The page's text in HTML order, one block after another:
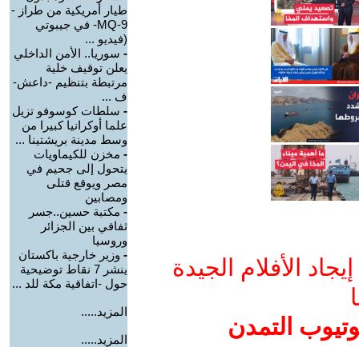
الأفلام الجيدة
التمدن
طيار أمريكية من طراز -
MQ-9- في جيبوتي
(فيديو ...
- سوريا.. الأمن الداخلي
يعلن توقيف خلية
مرتبطة بتنظيم -داعش-
ف ...
- سلطات كوسوفو تزيل
علما أوكرانيا كبيرا من
وسط مدينة بريشتينا ...
- مخزن للكيماويات
يتحول إلى جحيم في
مصر ويوقع قتلى
ومصابين
- مكتبة حسين..جسر
ثفافي بين الجزائر
وروسيا
- وزير خارجية باكستان
ينشر 7 نقاط توضيحية
حول -اتفاقية مكة للد ...
المزيد.....
المزيد.....